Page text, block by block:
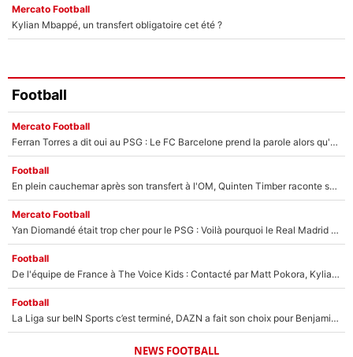
Mercato Football
Kylian Mbappé, un transfert obligatoire cet été ?
Football
Mercato Football
Ferran Torres a dit oui au PSG : Le FC Barcelone prend la parole alors qu'un transfert de l'attaquant espagnol prend forme
Football
En plein cauchemar après son transfert à l'OM, Quinten Timber raconte ses doutes après sa signature à Marseille
Mercato Football
Yan Diomandé était trop cher pour le PSG : Voilà pourquoi le Real Madrid a accepté de payer la somme record de 140M€ pour boucler son transfert !
Football
De l'équipe de France à The Voice Kids : Contacté par Matt Pokora, Kylian Mbappé a accepté de jouer un rôle inédit sur TF1 !
Football
La Liga sur beIN Sports c’est terminé, DAZN a fait son choix pour Benjamin Da Silva et Omar Da Fonseca !
NEWS FOOTBALL